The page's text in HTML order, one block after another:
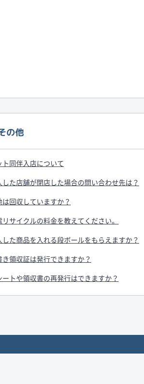
の他
ト同伴入店について
した店舗が閉店した場合の問い合わせ先は？
は回収していますか？
リサイクルの料金を教えてください。
した商品を入れる段ボールをもらえますか？
き領収証は発行できますか？
ートや領収書の再発行はできますか？